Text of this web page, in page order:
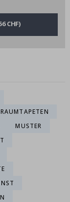
(2,56 CHF)
MUSTER